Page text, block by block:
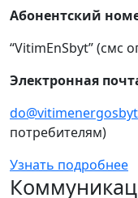
Абонентский
“VitimEnSbyt” (смс
Электронная
потребителям)
Узнать подробнее